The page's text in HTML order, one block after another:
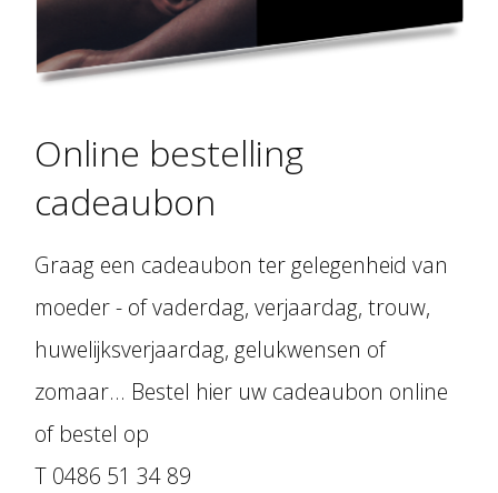
Online bestelling
cadeaubon
Graag een cadeaubon ter gelegenheid van
moeder - of vaderdag, verjaardag, trouw,
huwelijksverjaardag, gelukwensen of
zomaar... Bestel hier uw cadeaubon online
of bestel op
T 0486 51 34 89